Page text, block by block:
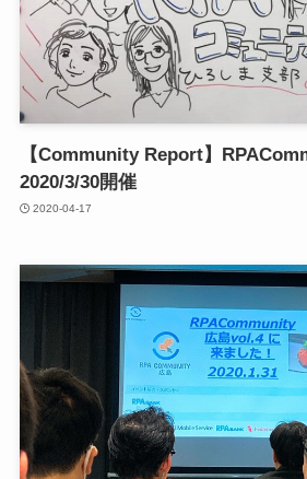
【Community Report】
2020/3/30開催
2020-04-17